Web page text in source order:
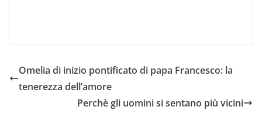
Omelia di inizio pontificato di papa Francesco: la
tenerezza dell’amore
Perchè gli uomini si sentano più vicini